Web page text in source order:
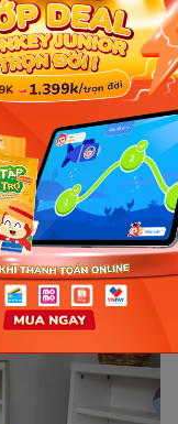
vị ngọt, vị chua,
từng vị để kích
tay của mình.
huấn luyện
và lanh lợi.